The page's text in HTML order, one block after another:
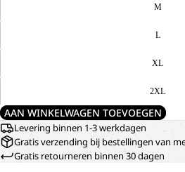
M
L
XL
2XL
AAN WINKELWAGEN TOEVOEGEN
Levering binnen 1-3 werkdagen
Gratis verzending bij bestellingen van
Gratis retourneren binnen 30 dagen